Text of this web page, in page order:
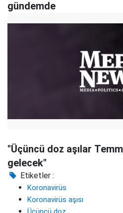
gündemde
"Üçüncü doz aşılar
gelecek"
Etiketler :
Koronavirüs
Koronavirüs aşısı